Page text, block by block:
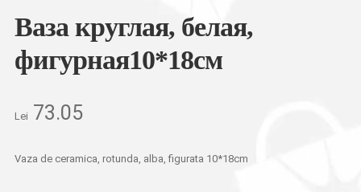
Ваза круглая, белая,
фигурная10*18см
Lei 73.05
Vaza de ceramica, rotunda, alba, figurata 10*18cm